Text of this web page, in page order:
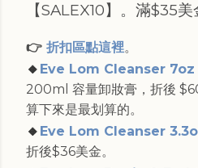
【SALEX10】。滿$35美
👉 折扣區點這裡。
🔸 Eve Lom Cleanser
200ml 容量卸妝膏，折後
算下來是最划算的。
🔸 Eve Lom Cleanser
折後$36美金。